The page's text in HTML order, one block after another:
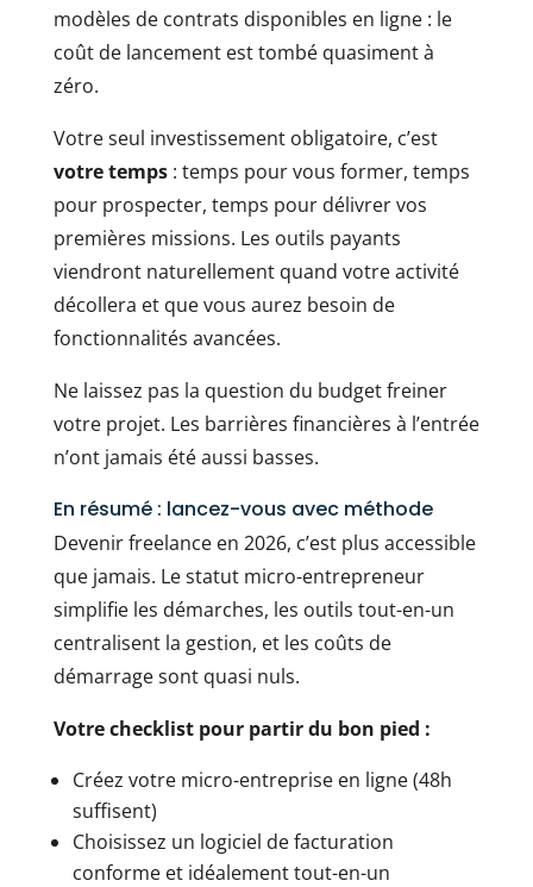
modèles de contrats disponibles en ligne : le
coût de lancement est tombé quasiment à
zéro.
Votre seul investissement obligatoire, c’est
votre temps: temps pour vous former, temps
pour prospecter, temps pour délivrer vos
premières missions. Les outils payants
viendront naturellement quand votre activité
décollera et que vous aurez besoin de
fonctionnalités avancées.
Ne laissez pas la question du budget freiner
votre projet. Les barrières financières à l’entrée
n’ont jamais été aussi basses.
En résumé : lancez-vous avec méthode
Devenir freelance en 2026, c’est plus accessible
que jamais. Le statut micro-entrepreneur
simplifie les démarches, les outils tout-en-un
centralisent la gestion, et les coûts de
démarrage sont quasi nuls.
Votre checklist pour partir du bon pied :
Créez votre micro-entreprise en ligne (48h
suffisent)
Choisissez un logiciel de facturation
conforme et idéalement tout-en-un